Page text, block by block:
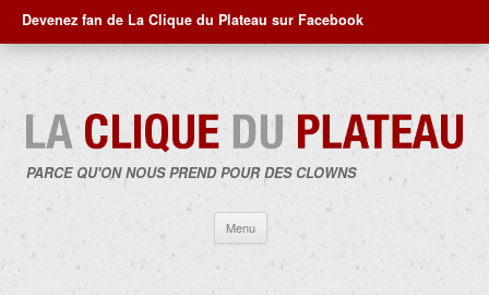
Devenez fan de La Clique du Plateau sur Facebook
PARCE QU'ON NOUS PREND POUR DES CLOWNS
Menu
contenu